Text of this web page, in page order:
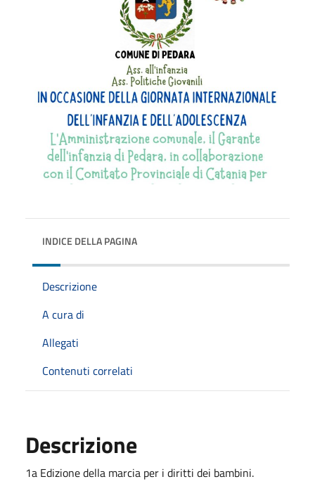
INDICE DELLA PAGINA
Descrizione
A cura di
Allegati
Contenuti correlati
Descrizione
1a Edizione della marcia per i diritti dei bambini.